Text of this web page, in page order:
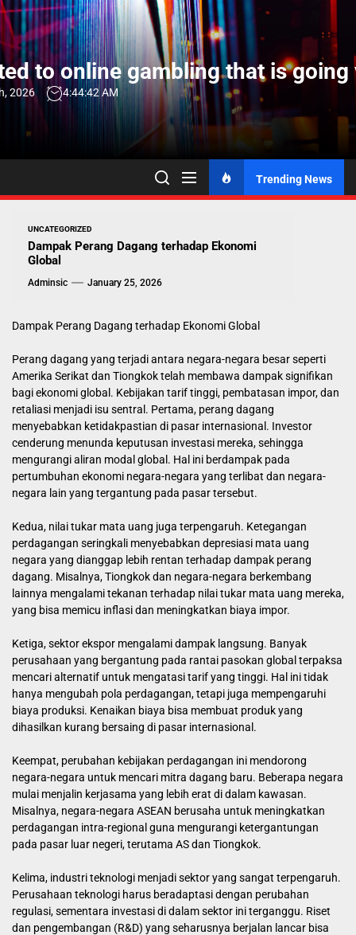
Skip
to
the
contentto online gambling that is going
2026 4:44:43 AM
Trending News
UNCATEGORIZED
Dampak Perang Dagang terhadap Ekonomi
Global
Adminsic January 25, 2026
Dampak Perang Dagang terhadap Ekonomi Global
Perang dagang yang terjadi antara negara-negara besar seperti
Amerika Serikat dan Tiongkok telah membawa dampak signifikan
bagi ekonomi global. Kebijakan tarif tinggi, pembatasan impor, dan
retaliasi menjadi isu sentral. Pertama, perang dagang
menyebabkan ketidakpastian di pasar internasional. Investor
cenderung menunda keputusan investasi mereka, sehingga
mengurangi aliran modal global. Hal ini berdampak pada
pertumbuhan ekonomi negara-negara yang terlibat dan negara-
negara lain yang tergantung pada pasar tersebut.
Kedua, nilai tukar mata uang juga terpengaruh. Ketegangan
perdagangan seringkali menyebabkan depresiasi mata uang
negara yang dianggap lebih rentan terhadap dampak perang
dagang. Misalnya, Tiongkok dan negara-negara berkembang
lainnya mengalami tekanan terhadap nilai tukar mata uang mereka,
yang bisa memicu inflasi dan meningkatkan biaya impor.
Ketiga, sektor ekspor mengalami dampak langsung. Banyak
perusahaan yang bergantung pada rantai pasokan global terpaksa
mencari alternatif untuk mengatasi tarif yang tinggi. Hal ini tidak
hanya mengubah pola perdagangan, tetapi juga mempengaruhi
biaya produksi. Kenaikan biaya bisa membuat produk yang
dihasilkan kurang bersaing di pasar internasional.
Keempat, perubahan kebijakan perdagangan ini mendorong
negara-negara untuk mencari mitra dagang baru. Beberapa negara
mulai menjalin kerjasama yang lebih erat di dalam kawasan.
Misalnya, negara-negara ASEAN berusaha untuk meningkatkan
perdagangan intra-regional guna mengurangi ketergantungan
pada pasar luar negeri, terutama AS dan Tiongkok.
Kelima, industri teknologi menjadi sektor yang sangat terpengaruh.
Perusahaan teknologi harus beradaptasi dengan perubahan
regulasi, sementara investasi di dalam sektor ini terganggu. Riset
dan pengembangan (R&D) yang seharusnya berjalan lancar bisa